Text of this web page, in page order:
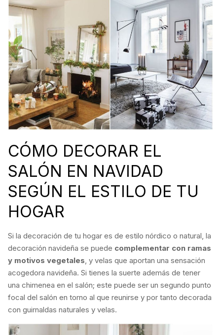
CÓMO DECORAR EL
SALÓN EN NAVIDAD
SEGÚN EL ESTILO DE TU
HOGAR
Si la decoración de tu hogar es de estilo nórdico o natural, la
decoración navideña se puede complementar con ramas
y motivos vegetales, y velas que aportan una sensación
acogedora navideña. Si tienes la suerte además de tener
una chimenea en el salón; este puede ser un segundo punto
focal del salón en torno al que reunirse y por tanto decorada
con guirnaldas naturales y velas.